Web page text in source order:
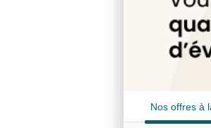
Nos offres à